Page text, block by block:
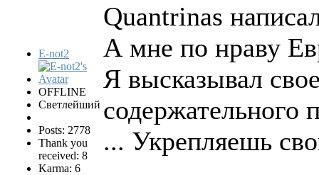
E-not2
OFFLINE
Светлейший
Posts: 2778
Thank you
received: 8
Karma: 6
Quantrinas
А мне по нраву
Я высказывал
содержательного
... Укрепляешь